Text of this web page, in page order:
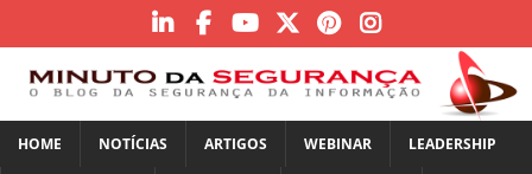
HOME NOTÍCIAS ARTIGOS WEBINAR LEADERSHIP